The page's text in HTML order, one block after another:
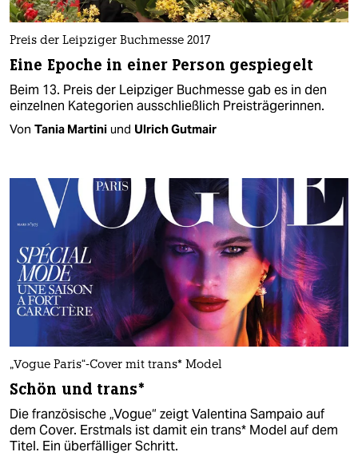
Preis der Leipziger Buchmesse 2017
Eine Epoche in einer Person gespiegelt
Beim 13. Preis der Leipziger Buchmesse gab es in den
einzelnen Kategorien ausschließlich Preisträgerinnen.
Von Tania Martini und Ulrich Gutmair
„Vogue Paris“-Cover mit trans* Model
Schön und trans*
Die französische „Vogue“ zeigt Valentina Sampaio auf
dem Cover. Erstmals ist damit ein trans* Model auf dem
Titel. Ein überfälliger Schritt.